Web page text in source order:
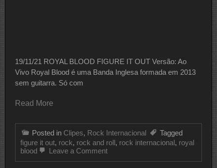
19/11/21 ROYAL BLOOD FIGURE IT OUT Versão: Ao
Vivo Royal Blood é uma Banda Inglesa formada em 2013
sem guitarra. Só com
Read More
Posted in Clipes, Rock Internacional
Tagged
figure it out, rock, rock and roll, rock internacional, royal
blood
Leave a Commenton